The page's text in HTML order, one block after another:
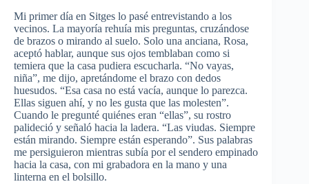
Mi primer día en Sitges lo pasé entrevistando a los
vecinos. La mayoría rehuía mis preguntas, cruzándose
de brazos o mirando al suelo. Solo una anciana, Rosa,
aceptó hablar, aunque sus ojos temblaban como si
temiera que la casa pudiera escucharla. “No vayas,
niña”, me dijo, apretándome el brazo con dedos
huesudos. “Esa casa no está vacía, aunque lo parezca.
Ellas siguen ahí, y no les gusta que las molesten”.
Cuando le pregunté quiénes eran “ellas”, su rostro
palideció y señaló hacia la ladera. “Las viudas. Siempre
están mirando. Siempre están esperando”. Sus palabras
me persiguieron mientras subía por el sendero empinado
hacia la casa, con mi grabadora en la mano y una
linterna en el bolsillo.